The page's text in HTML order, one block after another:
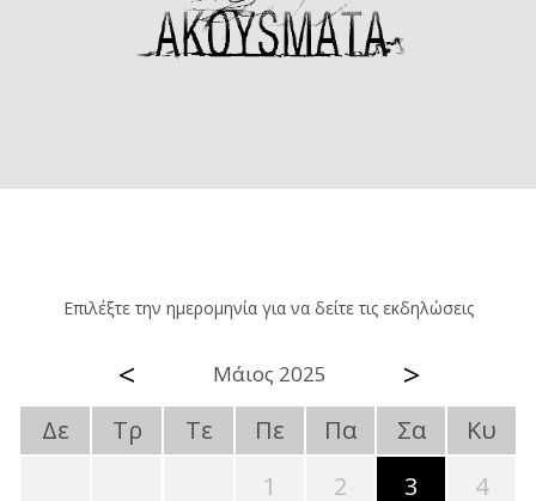
Επιλέξτε την ημερομηνία για να δείτε τις εκδηλώσεις
< Μάιος 2025 >
Δε Τρ Τε Πε Πα Σα
Κυ
1
2 3
4